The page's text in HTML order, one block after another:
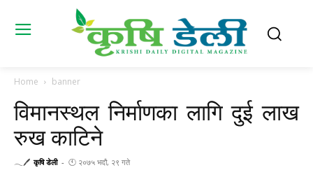
Home banner
विमानस्थल निर्माणका लागि दुई लाख
रुख काटिने
𓂃🖊 कृषि डेली - 🕚 २०७५ भदौ, २९ गते